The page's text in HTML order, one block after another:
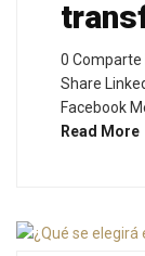
0 Comparte
Share
Facebook
Read More